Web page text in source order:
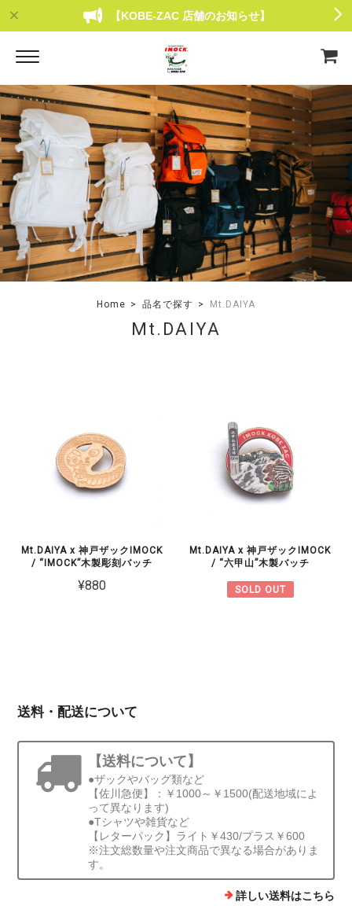
【KOBE-ZAC 店舗のお知らせ】
Home 品名で探す Mt.DAIYA
Mt.DAIYA
Mt.DAIYA x 神戸ザックIMOCK
/ “IMOCK”木製彫刻バッチ
¥880
Mt.DAIYA x 神戸ザックIMOCK
/ “六甲山”木製バッチ
SOLD OUT
送料・配送について
【送料について】
●ザックやバッグ類など
【佐川急便】：￥1000～￥1500(配送地域によ
って異なります)
●Tシャツや雑貨など
【レターパック】ライト￥430/プラス￥600
※注文総数量や注文商品で異なる場合がありま
す。
詳しい送料はこちら